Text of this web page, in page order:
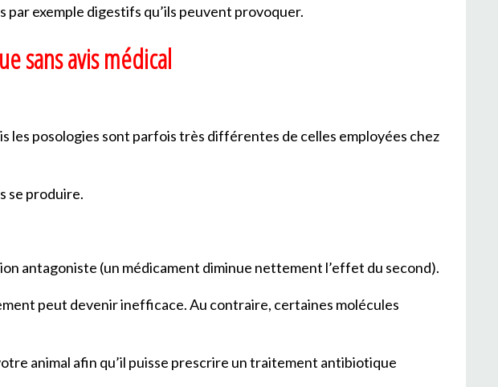
exemple digestifs qu’ils peuvent provoquer.
sans avis médical
les posologies sont parfois très différentes de celles employées chez
se produire.
antagoniste (un médicament diminue nettement l’effet du second).
peut devenir inefficace. Au contraire, certaines molécules
animal afin qu’il puisse prescrire un traitement antibiotique